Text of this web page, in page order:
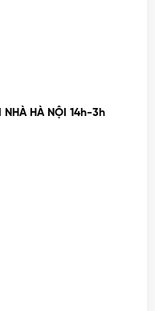
NHÀ HÀ NỘI 14h-3h